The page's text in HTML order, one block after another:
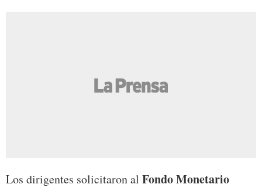
Los dirigentes solicitaron al Fondo Monetario